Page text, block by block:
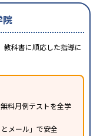
院
教科書に順応した指導に
料月例テストを全学
メール」で安全